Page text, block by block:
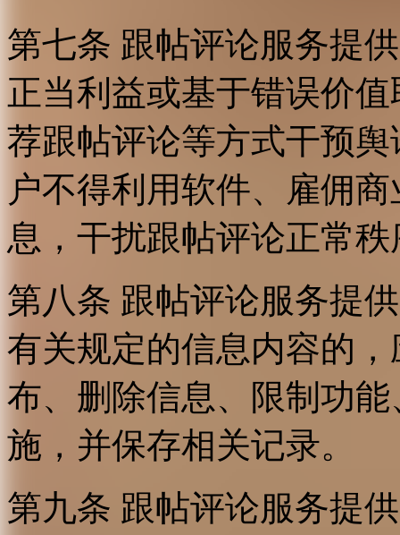
第七条 跟帖评论服务提
正当利益或基于错误价
荐跟帖评论等方式干预
户不得利用软件、雇佣
息，干扰跟帖评论正常
第八条 跟帖评论服务提
有关规定的信息内容的
布、删除信息、限制功
施，并保存相关记录。
第九条 跟帖评论服务提